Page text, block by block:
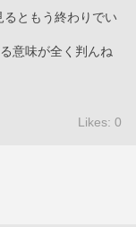
ともう終わりでい
意味が全く判んね
Likes: 0